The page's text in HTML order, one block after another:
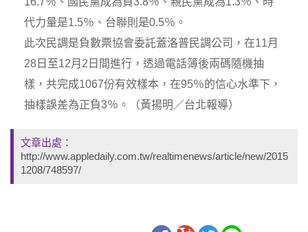
代力量是1.5％、台聯則是0.5％。
此次民調是負數票協會委託蓋洛普民調公司，在11月
28日至12月2日間進行，透過電話簿後兩碼隨機抽
樣，共完成1067份有效樣本，在95％的信心水準下，
抽樣誤差為正負3％。（黃揚明／台北報導）
文章出處：
http://www.appledaily.com.tw/realtimenews/article/new/2015
1208/748597/